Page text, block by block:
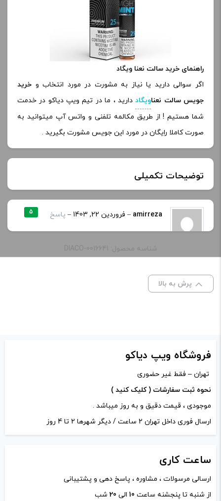
راهنمای خرید سالت نعنا ویگاد
اگر سوالی دارید یا نیاز به مشورت در مورد انتخاب و خرید
جویس سالت نعناویگاددارید ، ما در تیم ویپ دیاکو در خدمت
شما هستیم ! از طریق مکالمه تلفنی و واتس آپ میتوانید به
صورت کاملا رایگان در مورد این جویس مشورت بگیرید .
توضیحات تکمیلی
نیکوتین: 25 میلی گرم, 50 میلی گرم 5 amirreza
– فروردین 22, 1403 – پاسخ
نشانی ایمیل شما منتشر نخواهد شد.
دیدگاه شما*
شناسه محصول: DIACO-0016641
پرش به بالا
فروشگاه ویپ دیاکو
تهران – فقط غیر حضوری
نحوه ثبت سفارشات ( کلیک کنید )
موجودی ، قیمت دقیق و به روز میباشد .
ارسال فوری داخل تهران 2 ساعت / دیگر شهرها 2 تا 4 روز
ساعت کاری
ارسالی مرسولات ، مشاوره ، پاسخ دهی و پشتیبانی
از شنبه تا پنجشنه ساعت 10 الی 20 شب